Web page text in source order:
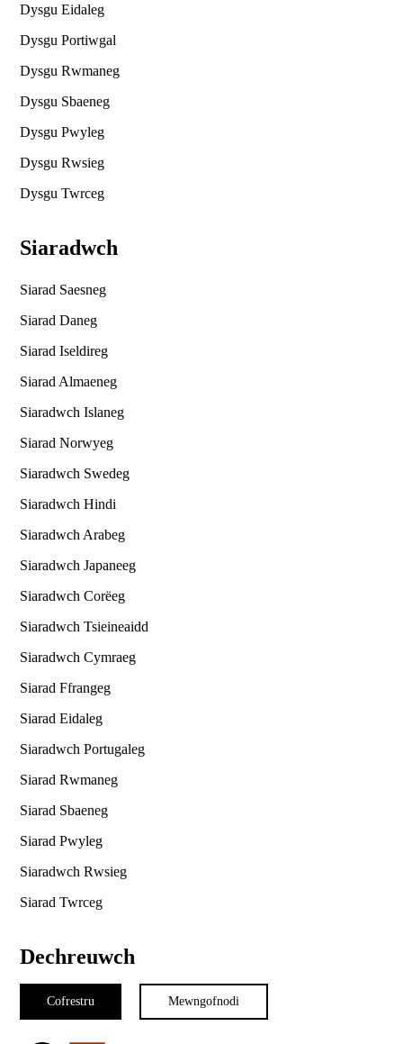
Dysgu Eidaleg
Dysgu Portiwgal
Dysgu Rwmaneg
Dysgu Sbaeneg
Dysgu Pwyleg
Dysgu Rwsieg
Dysgu Twrceg
Siaradwch
Siarad Saesneg
Siarad Daneg
Siarad Iseldireg
Siarad Almaeneg
Siaradwch Islaneg
Siarad Norwyeg
Siaradwch Swedeg
Siaradwch Hindi
Siaradwch Arabeg
Siaradwch Japaneeg
Siaradwch Corëeg
Siaradwch Tsieineaidd
Siaradwch Cymraeg
Siarad Ffrangeg
Siarad Eidaleg
Siaradwch Portugaleg
Siarad Rwmaneg
Siarad Sbaeneg
Siarad Pwyleg
Siaradwch Rwsieg
Siarad Twrceg
Dechreuwch
Cofrestru Mewngofnodi